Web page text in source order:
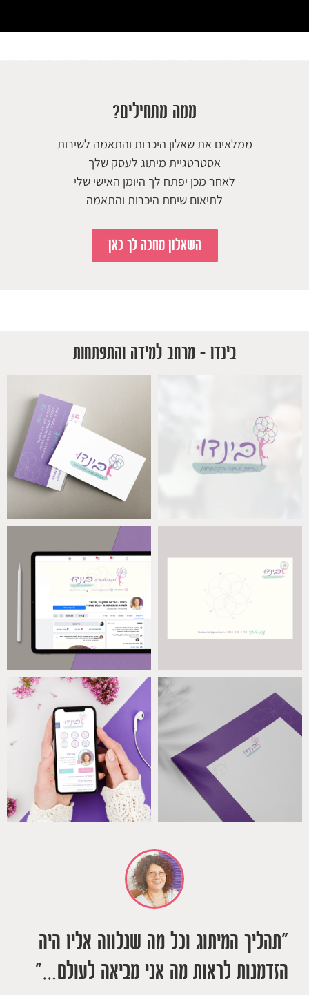
ממה מתחילים?
ממלאים את שאלון היכרות והתאמה לשירות
אסטרטגיית מיתוג לעסק שלך
לאחר מכן יפתח לך היומן האישי שלי
לתיאום שיחת היכרות והתאמה
השאלון מחכה לך כאן
בינדו – מרחב למידה והתפתחות
"תהליך המיתוג וכל מה שנלווה אליו היה
הזדמנות לראות מה אני מביאה לעולם…"